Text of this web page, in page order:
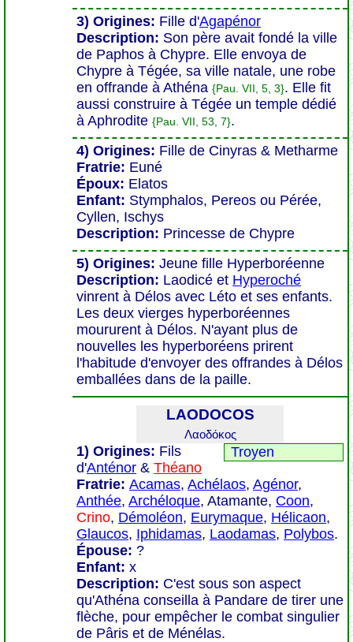
3) Origines: Fille d'Agapénor
Description: Son père avait fondé la ville
de Paphos à Chypre. Elle envoya de
Chypre à Tégée, sa ville natale, une robe
en offrande à Athéna {Pau. VII, 5, 3}. Elle fit
aussi construire à Tégée un temple dédié
à Aphrodite {Pau. VII, 53, 7}.
4) Origines: Fille de Cinyras & Metharme
Fratrie: Euné
Époux: Elatos
Enfant: Stymphalos, Pereos ou Pérée,
Cyllen, Ischys
Description: Princesse de Chypre
5) Origines: Jeune fille Hyperboréenne
Description: Laodicé et Hyperoché
vinrent à Délos avec Léto et ses enfants.
Les deux vierges hyperboréennes
moururent à Délos. N'ayant plus de
nouvelles les hyperboréens prirent
l'habitude d'envoyer des offrandes à Délos
emballées dans de la paille.
LAODOCOS
Λαοδόκος
Troyen
1) Origines: Fils
d'Anténor & Théano
Fratrie: Acamas, Achélaos, Agénor,
Anthée, Archéloque, Atamante, Coon,
Crino, Démoléon, Eurymaque, Hélicaon,
Glaucos, Iphidamas, Laodamas, Polybos.
Épouse: ?
Enfant: x
Description: C'est sous son aspect
qu'Athéna conseilla à Pandare de tirer une
flèche, pour empêcher le combat singulier
de Pâris et de Ménélas.